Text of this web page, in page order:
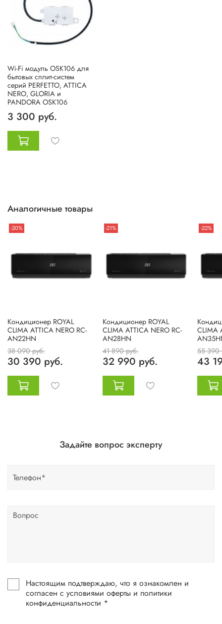
Wi-Fi модуль OSK106 для
бытовых сплит-систем
серий PERFETTO, ATTICA
NERO, GLORIA и
PANDORA OSK106
3 300 руб.
Аналогичные товары
-20%
Кондиционер ROYAL
CLIMA ATTICA NERO RC-
AN22HN
38 090 руб.
30 390 руб.
-21%
Кондиционер ROYAL
CLIMA ATTICA NERO RC-
AN28HN
41 890 руб.
32 990 руб.
-22%
CLIMA
55 390
43
Задайте вопрос эксперту
Настоящим подтверждаю, что я ознакомлен и
согласен с условиями оферты и политики
конфиденциальности *